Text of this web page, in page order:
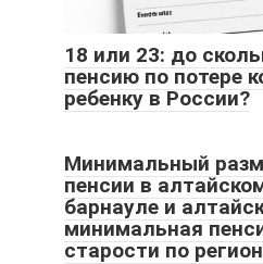
18 или 23: до
пенсию по потере
ребенку в России?
Минимальный
пенсии в
барнауле и
минимальная
старости по